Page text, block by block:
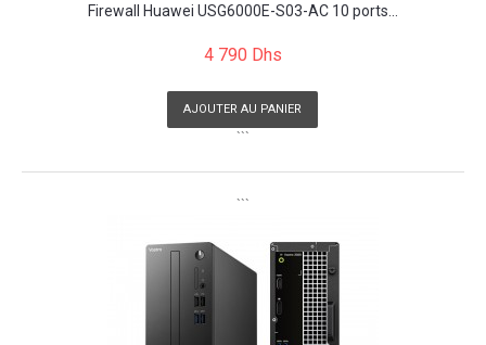
Firewall Huawei USG6000E-S03-AC 10 ports...
4 790 Dhs
AJOUTER AU PANIER
```
```